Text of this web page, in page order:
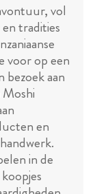
vol
tradities
voor op een
bezoek aan
en
in de